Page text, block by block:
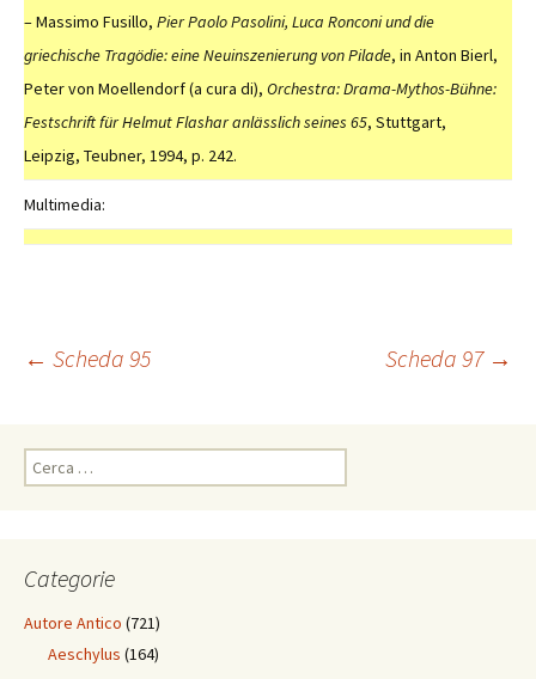
– Massimo Fusillo, Pier Paolo Pasolini, Luca Ronconi und die
griechische Tragödie: eine Neuinszenierung von Pilade, in Anton Bierl,
Peter von Moellendorf (a cura di), Orchestra: Drama-Mythos-Bühne:
Festschrift für Helmut Flashar anlässlich seines 65, Stuttgart,
Leipzig, Teubner, 1994, p. 242.
Multimedia:
Navigazione
articolo
← Scheda 95 Scheda 97 →
Ricerca
per:
Categorie
Autore Antico (721)
Aeschylus (164)